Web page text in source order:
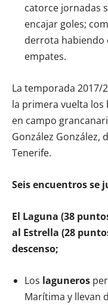
catorce jornadas
encajar goles;
derrota habiendo
empates.
La temporada 2017/
la primera vuelta los
en campo
González González,
Tenerife.
Seis encuentros se
El Laguna (38
al Estrella (28
descenso;
Los laguneros
Marítima y llevan